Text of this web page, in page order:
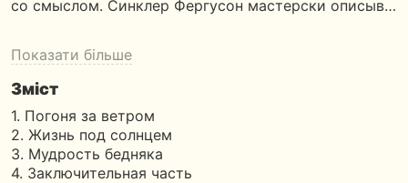
со смыслом. Синклер Фергусон мастерски описыв…
Показати більше
Зміст
1. Погоня за ветром
2. Жизнь под солнцем
3. Мудрость бедняка
4. Заключительная часть